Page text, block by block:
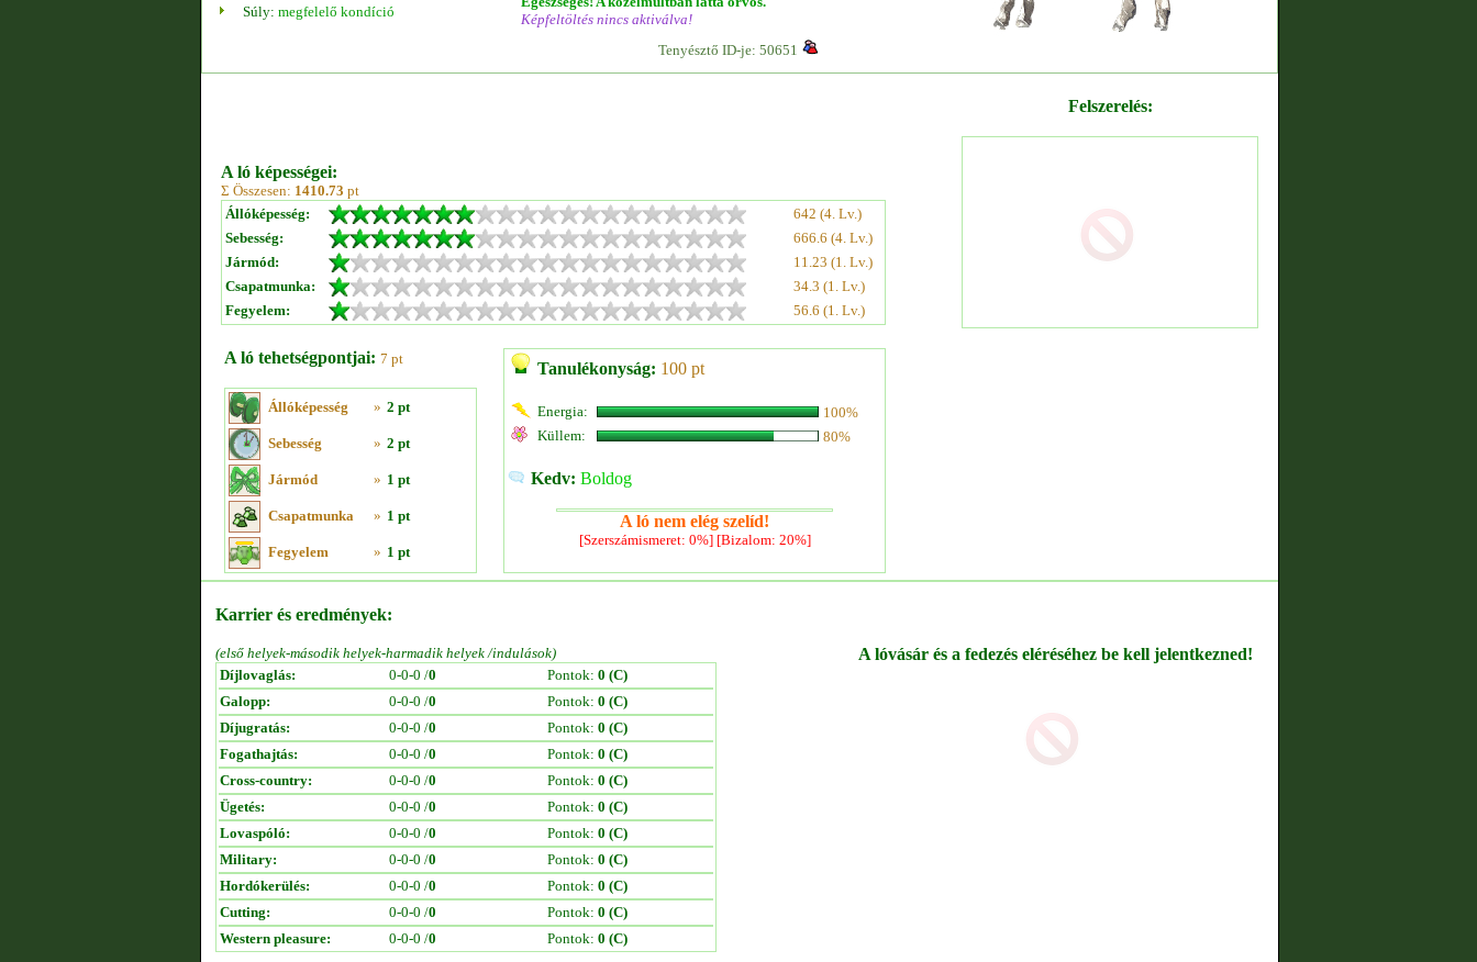
Súly: megfelelő kondíció
Képfeltöltés nincs aktiválva!
Tenyésztő ID-je: 50651
A ló képességei:
Σ Összesen: 1410.73 pt
Állóképesség:
642 (4. Lv.)
Sebesség:
666.6 (4. Lv.)
Jármód:
11.23 (1. Lv.)
Csapatmunka:
34.3 (1. Lv.)
Fegyelem:
56.6 (1. Lv.)
A ló tehetségpontjai: 7 pt
Állóképesség » 2 pt
Sebesség » 2 pt
Jármód » 1 pt
Csapatmunka » 1 pt
Fegyelem » 1 pt
Tanulékonyság: 100 pt
Energia:
100%
Küllem:
80%
Kedv: Boldog
A ló nem elég szelíd!
[Szerszámismeret: 0%] [Bizalom: 20%]
Felszerelés:
Karrier és eredmények:
(első helyek-második helyek-harmadik helyek /indulások)
Díjlovaglás:
0-0-0 /0 Pontok: 0 (C)
Galopp:
0-0-0 /0 Pontok: 0 (C)
Díjugratás:
0-0-0 /0 Pontok: 0 (C)
Fogathajtás:
0-0-0 /0 Pontok: 0 (C)
Cross-country:
0-0-0 /0 Pontok: 0 (C)
Ügetés:
0-0-0 /0 Pontok: 0 (C)
Lovaspóló:
0-0-0 /0 Pontok: 0 (C)
Military:
0-0-0 /0 Pontok: 0 (C)
Hordókerülés:
0-0-0 /0 Pontok: 0 (C)
Cutting:
0-0-0 /0 Pontok: 0 (C)
Western pleasure:
0-0-0 /0 Pontok: 0 (C)
A lóvásár és a fedezés eléréséhez be kell jelentkezned!